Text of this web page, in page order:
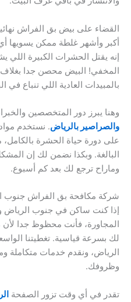
القضاء على بيض بق الفراش
أكبر وأشهر غلطة ممكن
إنه يقتل الحشرات الكبيرة اللي
المخفي! البيض محصن جدا
بالمبيدات العادية اللي تنباع في
وهنا يبرز دور المتخصصين
والصراصير بالرياض. نستخدم
على دورة حياة الحشرة
البالغة. وبكذا نضمن لك إن
وماراح ترجع لك بعد كم أسبوع.
شركة مكافحة بق الفراش جنوب
إذا كنت ساكن في جنوب الرياض
المجاورة، فأنت محظوظ جدا لأن
لك بسرعة قياسية. تغطيتنا
الرياض، ونقدم خدمات متكاملة
وظروفك.
تقدر في أي وقت تزور الصفحة